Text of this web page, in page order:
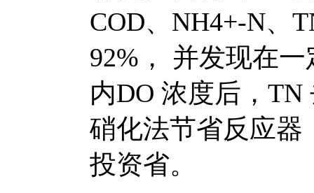
COD、NH4+-N、
92%， 并发现在
内DO 浓度后，
硝化法节省反应器
投资省。